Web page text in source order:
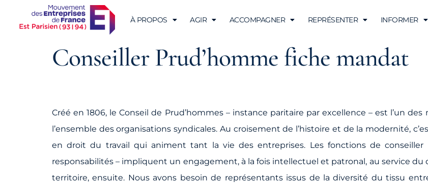
À PROPOS AGIR ACCOMPAGNER REPRÉSENTER INFORMER
Conseiller Prud’homme fiche mandat
Créé en 1806, le Conseil de Prud’hommes – instance paritaire par excellence – est l’un
l’ensemble des organisations syndicales. Au croisement de l’histoire et de la modernité,
en droit du travail qui animent tant la vie des entreprises. Les fonctions de conseiller
responsabilités – impliquent un engagement, à la fois intellectuel et patronal, au service du
territoire, ensuite. Nous avons besoin de représentants issus de la diversité du tissu